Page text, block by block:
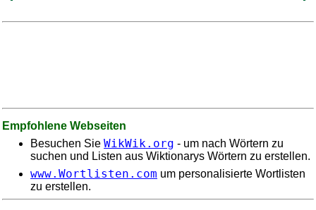
Empfohlene Webseiten
Besuchen Sie WikWik.org - um nach Wörtern zu
suchen und Listen aus Wiktionarys Wörtern zu erstellen.
www.Wortlisten.com um personalisierte Wortlisten
zu erstellen.